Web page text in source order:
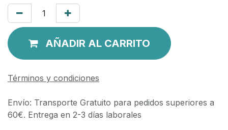
AÑADIR AL CARRITO
Términos y condiciones
Envío: Transporte Gratuito para pedidos superiores a
60€. Entrega en 2-3 días laborales